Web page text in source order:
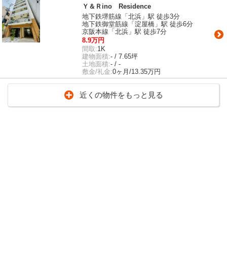
Ｙ＆Ｒino Residence
地下鉄堺筋線「北浜」駅 徒歩3分
地下鉄御堂筋線「淀屋橋」駅 徒歩6分
京阪本線「北浜」駅 徒歩7分
8.9万円
間取:1K
建物面積:- / 7.65坪
土地面積:- / -
敷金/礼金:0ヶ月/13.35万円
近くの物件をもっと見る